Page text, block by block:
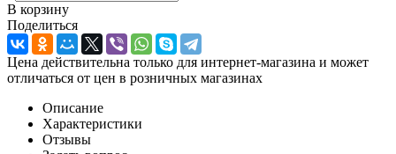
В корзину
Поделиться
Цена действительна только для интернет-магазина и может
отличаться от цен в розничных магазинах
Описание
Характеристики
Отзывы